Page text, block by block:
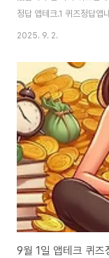
정답 앱테크.1 퀴즈정답앱
명으로 틀린 것은?정답: 2.
즌패스 사전이벤트도 참
일자는언제일까요?정답:
이온즈가 한화와 벌인 주
였습니다. 역대 최다 포스
가을야구에 진출했을까요
2025. 9. 2.
9월 1일 앱테크 퀴